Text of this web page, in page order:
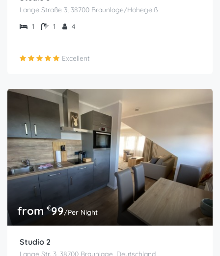
Lange Straße 3, 38700 Braunlage/Hohegeiß
1
1 4
Excellent
from €99/Per Night
Studio 2
Lange Str. 3, 38700 Braunlage, Deutschland